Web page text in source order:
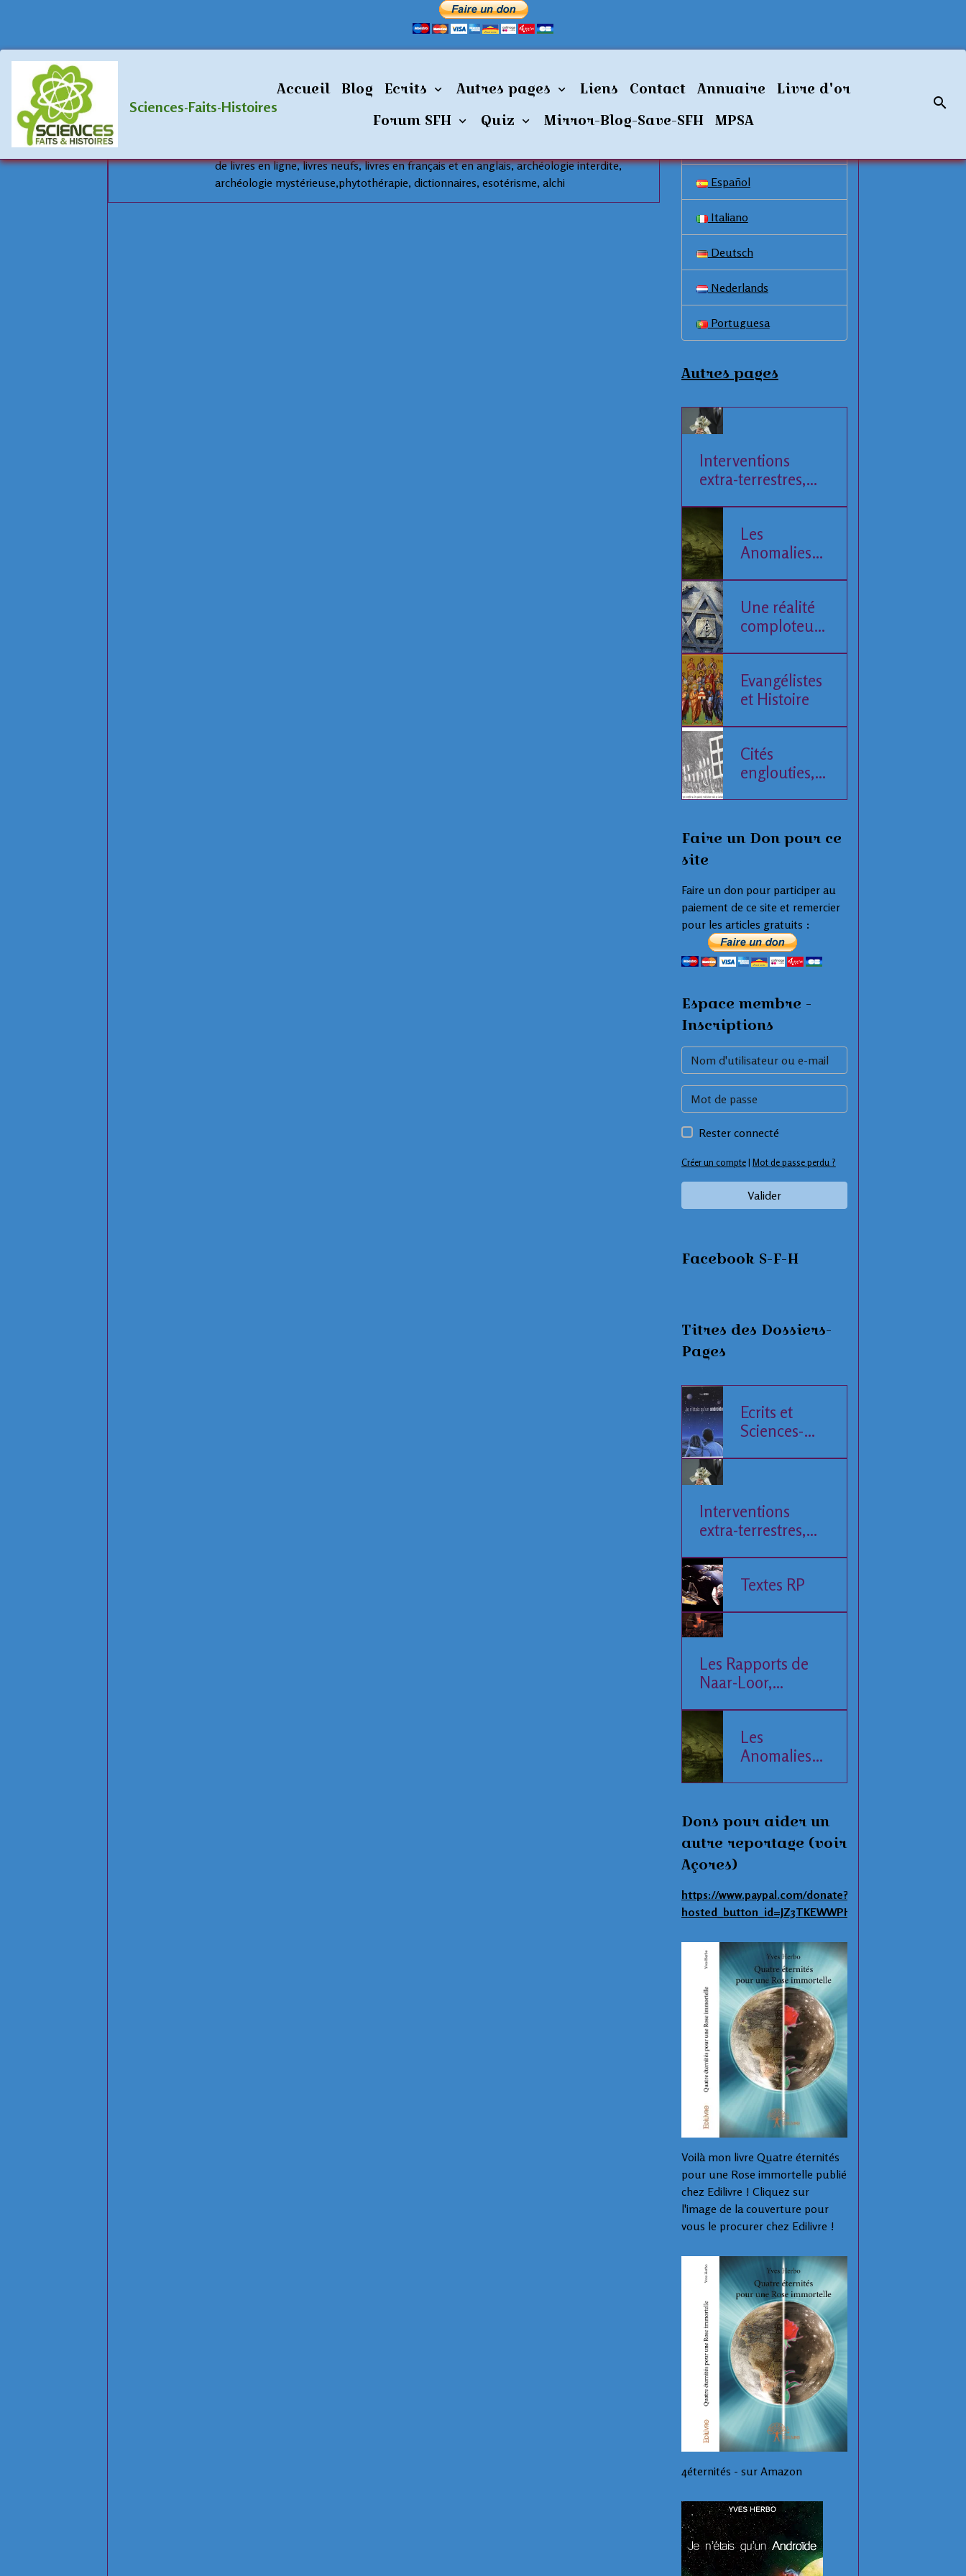
Sciences-Faits-Histoires
Accueil Blog Ecrits Autres pages Liens Contact Annuaire
Livre d'or
Forum SFH
Quiz Mirror-Blog-Save-SFH MPSA
de livres en ligne, livres neufs, livres en français et en anglais, archéologie interdite,
archéologie mystérieuse,phytothérapie, dictionnaires, esotérisme, alchi
Français
Español
Italiano
Deutsch
Nederlands
Portuguesa
Autres pages
Interventions
extra-terrestres,
Les
Anomalies
Une réalité
comploteuse
Evangélistes
et Histoire
Cités
englouties,
Faire un Don pour ce
site
Faire un don pour participer au
paiement de ce site et remercier
pour les articles gratuits :
Espace membre -
Inscriptions
Rester connecté
Créer un compte| Mot de passe perdu ?
Valider
Facebook S-F-H
Titres des Dossiers-
Pages
Ecrits et
Sciences-
Interventions
extra-terrestres,
Economie
Textes RP
Les Rapports de
Naar-Loor,
Les
Anomalies
Dons pour aider un
autre reportage (voir
Açores)
https://www.paypal.com/donate?
hosted_button_id=JZ3TKEWWPHNAS
Voilà mon livre Quatre éternités
pour une Rose immortelle publié
chez Edilivre ! Cliquez sur
l'image de la couverture pour
vous le procurer chez Edilivre !
4éternités - sur Amazon